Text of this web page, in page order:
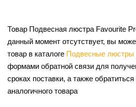
Товар Подвесная люстра Favourite
данный момент отсутствует, вы
товар в каталоге Подвесные люстры
формами обратной связи для
сроках поставки, а также
аналогичного товара